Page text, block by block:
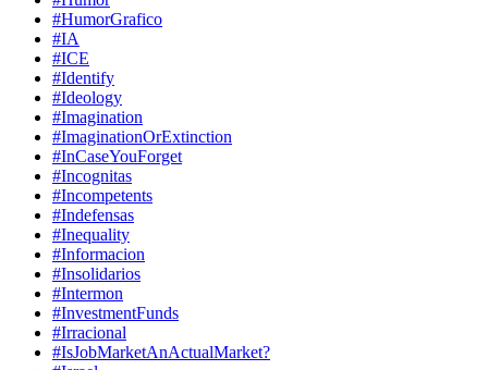
#HumorGrafico
#IA
#ICE
#Identify
#Ideology
#Imagination
#ImaginationOrExtinction
#InCaseYouForget
#Incognitas
#Incompetents
#Indefensas
#Inequality
#Informacion
#Insolidarios
#Intermon
#InvestmentFunds
#Irracional
#IsJobMarketAnActualMarket?